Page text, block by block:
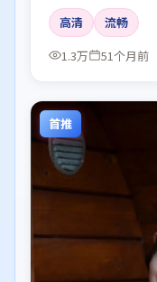
高清
流畅
1.3万
51个月前
首推